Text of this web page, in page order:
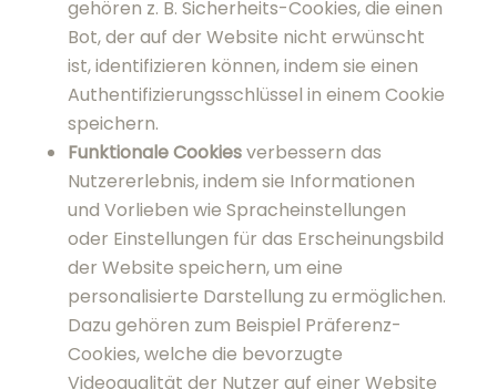
Einstellungen für das Erscheinungsbild der
Website speichern, um eine personalisierte
Darstellung zu ermöglichen. Dazu gehören
zum Beispiel Präferenz-Cookies, welche die
bevorzugte Videoqualität der Nutzer auf
einer Website speichern.
Statistik-Cookiessammeln Daten über die
Nutzung einer Website, um Erkenntnisse
über das Nutzerverhalten zu gewinnen und
die Leistung der Website zu optimieren. Dazu
gehört z. B. eine zufällig zugewiesene Nutzer-
ID, mit der sich zuordnen lässt, ob du eine
Unterseite der Website besucht hast.